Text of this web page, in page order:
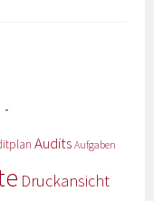
Audits Aufgaben
Druckansicht